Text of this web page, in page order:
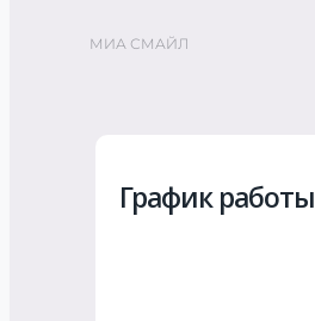
МИА СМАЙЛ
График работы